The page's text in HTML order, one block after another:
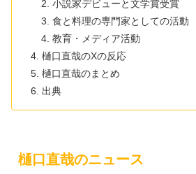
小説家デビューと文学賞受賞
食と料理の専門家としての活動
教育・メディア活動
樋口直哉のXの反応
樋口直哉のまとめ
出典
樋口直哉のニュース